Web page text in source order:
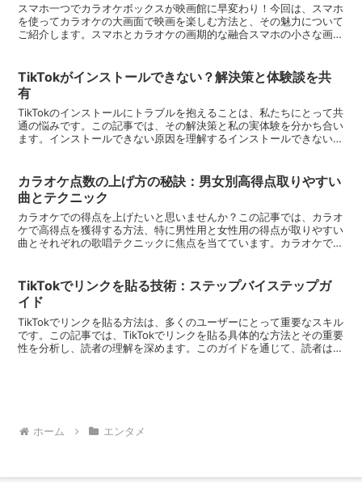
スマホ一つでカラオケボックスが映画館に早変わり！今回は、スマホ
を使ってカラオケの大画面で映画を楽しむ方法と、その魅力について
ご紹介します。スマホとカラオケの画期的な融合スマホの小さな画面
TikTokがインストールできない？解決策と体験談を共
有
TikTokのインストールにトラブルを抱えることは、私たちにとって共
通の悩みです。この記事では、その解決策と私の実体験を分かち合い
ます。インストールできない原因を理解するインストールできない問
カラオケ点数の上げ方の秘訣：男女別高得点取りやすい
曲とテクニック
カラオケでの得点を上げたいと思いませんか？この記事では、カラオ
ケで高得点を獲得する方法、特に男性用と女性用の得点が取りやすい
曲とそれぞれの歌唱テクニックに焦点を当てています。カラオケでの
TikTokでリンクを貼る技術：ステップバイステップガ
イド
TikTokでリンクを貼る方法は、多くのユーザーにとって重要なスキル
です。この記事では、TikTokでリンクを貼る具体的な方法とその重要
性を分析し、読者の理解を深めます。このガイドを通じて、読者は
ホーム エンタメ